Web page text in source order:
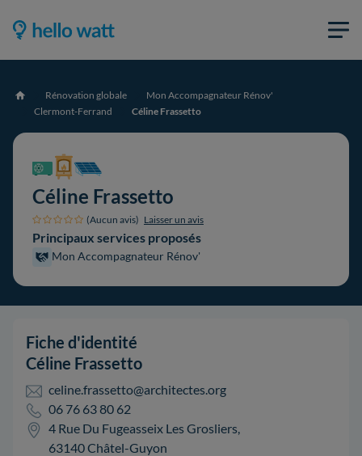
Accueil Rénovation globale
Mon Accompagnateur Rénov'
Clermont-Ferrand
Céline Frassetto
Céline Frassetto
(Aucun avis) Laisser un avis
Principaux services proposés
Mon Accompagnateur Rénov'
Fiche d'identité
Céline Frassetto
celine.frassetto@architectes.org
06 76 63 80 62
4 Rue Du Fugeasseix Les Grosliers,
63140 Châtel-Guyon